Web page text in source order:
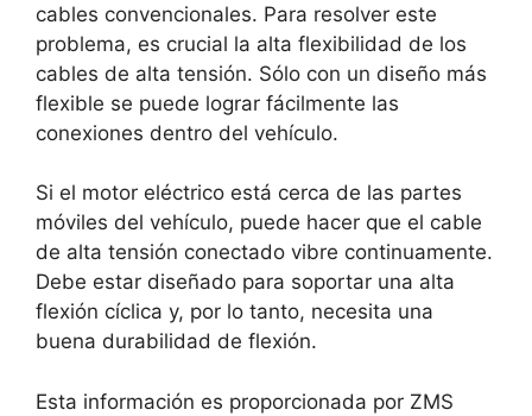
cables convencionales. Para resolver este
problema, es crucial la alta flexibilidad de los
cables de alta tensión. Sólo con un diseño más
flexible se puede lograr fácilmente las
conexiones dentro del vehículo.
Si el motor eléctrico está cerca de las partes
móviles del vehículo, puede hacer que el cable
de alta tensión conectado vibre continuamente.
Debe estar diseñado para soportar una alta
flexión cíclica y, por lo tanto, necesita una
buena durabilidad de flexión.
Esta información es proporcionada por ZMS